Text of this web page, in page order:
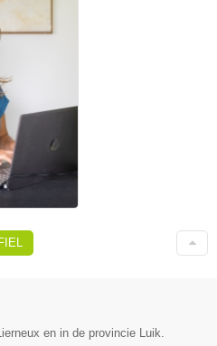
en in de provincie Luik.